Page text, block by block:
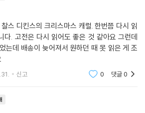
의 기억이 인간의 정체성을 구성하는 핵심 요
우는 행위는 결국 인간성 자체를 말살하는 것
있다. 작품은 과학적 합리성만으로는 포착할
을 섬세하게 드러낸다. 비평가들은 이 작품들
를 넘어 인간의 도덕적 각성과 사회적 양심에
고 평가한다. 특히 디킨스 특유의 풍자적 문체
과 「유령에 홀린 남자와 유령의 거래」두 작품의
교수가 쓸쓸하게 고립되어 있던 삶에서 벗어나
스 디킨스의 크리스마스 캐럴. 한번쯤 다시 읽
다. 고전은 다시 읽어도 좋은 것 같아요 그런데
는데 배송이 늦어져서 원하던 때 못 읽은 게 조
신고 0 댓글0